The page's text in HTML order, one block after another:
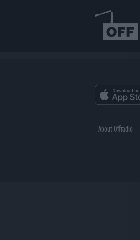
About Offradio